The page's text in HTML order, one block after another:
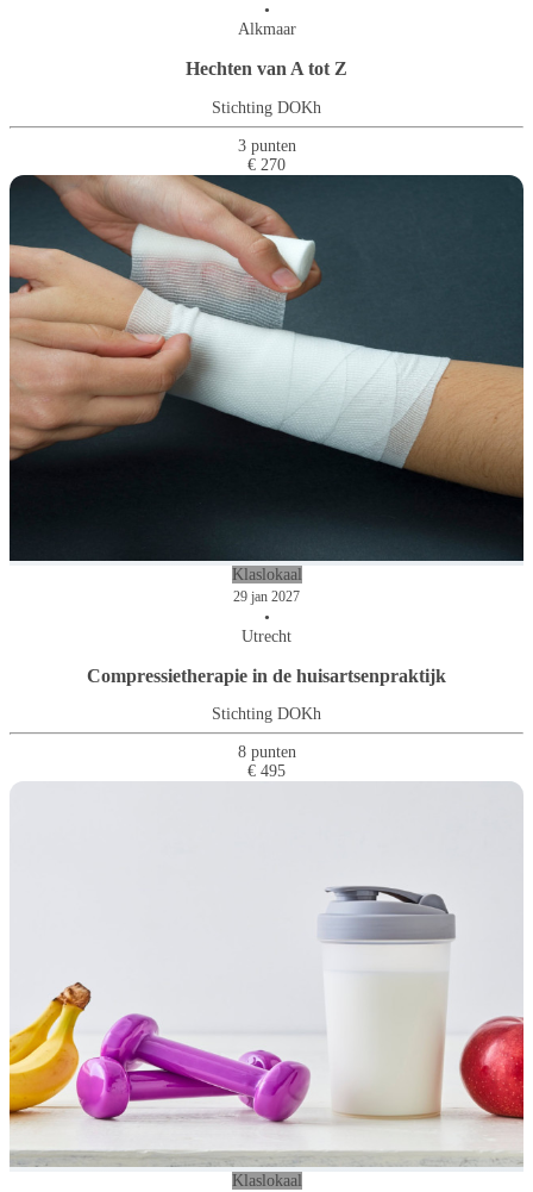
•
Alkmaar
Hechten van A tot Z
Stichting DOKh
3 punten
€ 270
Klaslokaal
29 jan 2027
•
Utrecht
Compressietherapie in de huisartsenpraktijk
Stichting DOKh
8 punten
€ 495
Klaslokaal